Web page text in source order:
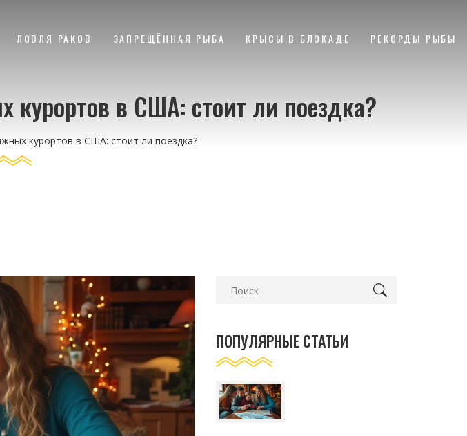
ЛОВЛЯ РАКОВ ЗАПРЕЩЁННАЯ РЫБА КРЫСЫ В БЛОКАДЕ РЕКОРДЫ РЫБЫ
в США: стоит ли поездка?
курортов в США: стоит ли поездка?
ПОПУЛЯРНЫЕ СТАТЬИ